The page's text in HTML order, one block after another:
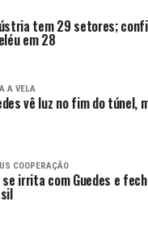
tem 29 setores;
em 28
A VELA
vê luz no fim do túnel,
COOPERAÇÃO
se irrita com Guedes e